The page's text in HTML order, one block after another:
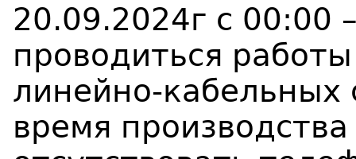
20.09.2024г с 00:00
проводиться
линейно-кабельных
время